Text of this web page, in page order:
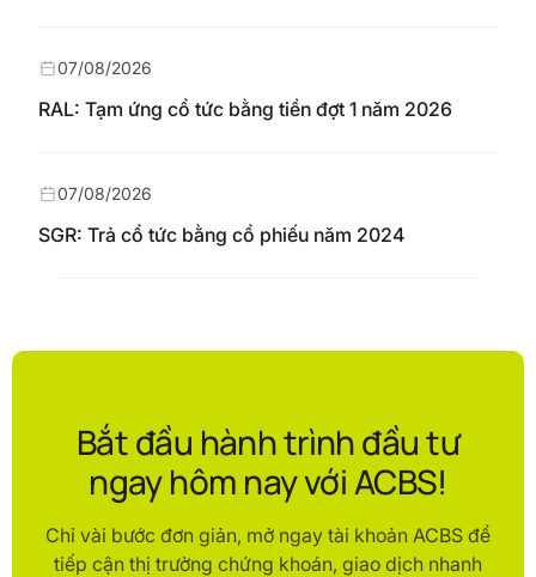
RAL: Tạm ứng cổ tức bằng tiền đợt 1 năm 2026
07/08/2026
SGR: Trả cổ tức bằng cổ phiếu năm 2024
07/08/2026
Bắt đầu hành trình đầu tư
ngay hôm nay với ACBS!
Chỉ vài bước đơn giản, mở ngay tài khoản ACBS để
tiếp cận thị trường chứng khoán, giao dịch nhanh